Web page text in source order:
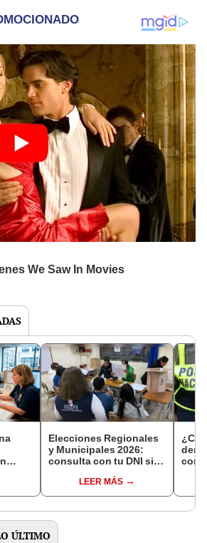
Elecciones Regionales
y Municipales 2026:
consulta con tu DNI si
de mesa para este 4 de
octubre en el link oficial
LEER MÁS
con
ÚLTIMO